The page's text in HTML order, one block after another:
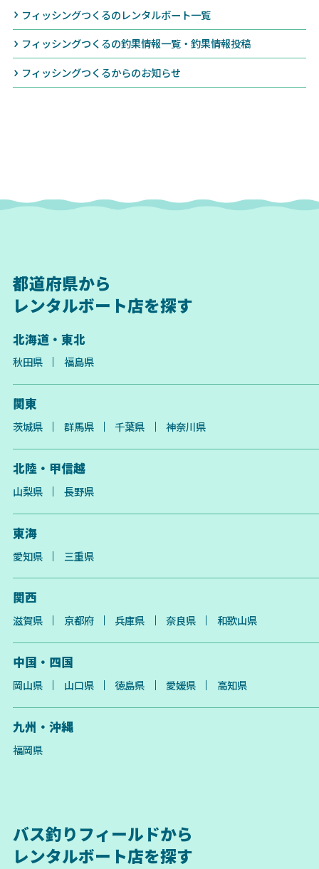
フィッシングつくるのレンタルボート一覧
フィッシングつくるの釣果情報一覧・釣果情報投稿
フィッシングつくるからのお知らせ
都道府県から
レンタルボート店を探す
北海道・東北
秋田県 福島県
関東
茨城県 群馬県 千葉県 神奈川県
北陸・甲信越
山梨県 長野県
東海
愛知県 三重県
関西
滋賀県 京都府 兵庫県 奈良県 和歌山県
中国・四国
岡山県 山口県 徳島県 愛媛県 高知県
九州・沖縄
福岡県
バス釣りフィールドから
レンタルボート店を探す